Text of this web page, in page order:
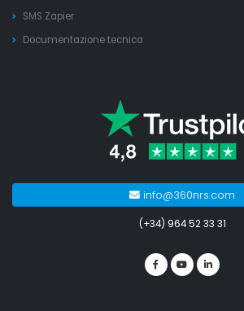
SMS Zapier
Documentazione tecnica
info@360nrs.com
(+34) 964 52 33 31